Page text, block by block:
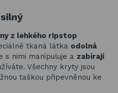
z lehkého ripstop
tkaná látka odolná
s nimi manipuluje a zabírají
Všechny kryty jsou
taškou připevněnou ke